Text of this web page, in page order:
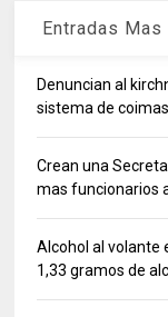
Entradas Mas
Denuncian al
sistema de
Crean una
mas funcionarios
Alcohol al volante
1,33 gramos de